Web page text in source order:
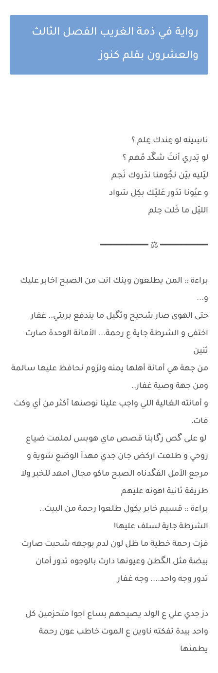
رواية في ذمة الغريب الفصل الثالث
والعشرون بقلم كنوز
ناسِينه لو عِندك عِلم ؟
لو تِدري أنتَ شگَد مُهم ؟
ليّليه بيّن نجُومنا ندَروك نَجم
و عيُونا تدَور عَليّك بكِل سَواد
الليّل ما خَلت حِلم
━━━━━━━━━ ⚖ ━━━━━━━━━
براءة :: المن يطلعون وينك انت من الصبح اخابر عليك
و...
حتى الهوى صار شحيح وثگيل ما يندفع بريتي.. غفار
اختفى و الشرطة جاية ع رحمة... الأمانة الوحدة صارت
ثنين
​من جهة هي أمانة أهلها يمنه ولزوم نحافظ عليها سالمة
ومن جهة وصية غفار..
و أمانته الغالية اللي واجب علينا نوصنها أكثر من أي وكت
فات،
لو على گص رگابنا قصص ماي هوبس ​لملمت ضياع
روحي و طلعت اركض جان جدي مهدأ الوضع شوية و
مرجع الأمل الفگدناه الصبح ماكو مجال امهد للخبر ولا
طريقة ثانية اهونه عليهم
​براءة :: قسيم خابر يكول طلعوا رحمة من البيت..
الشرطة جاية لسلف عليها!
​فزت رحمة خطية ما ظل لون لدم بوجهه شحبت صارت
بيضة مثل الگطن وعيونها دارت بالوجوه تدور أمان
تدور وجه واحد.... وجه غفار
دز جدي علي ع الولد يصيحهم بساع اجوا متحزمين كل
واحد بيدة تفكته ناوين ع الموت خاطب عون رحمة
يطمنها